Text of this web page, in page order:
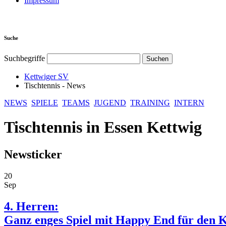
Suche
Suchbegriffe
Kettwiger SV
Tischtennis - News
NEWS SPIELE TEAMS JUGEND TRAINING INTERN
Tischtennis in Essen Kettwig
Newsticker
20
Sep
4. Herren:
Ganz enges Spiel mit Happy End für den